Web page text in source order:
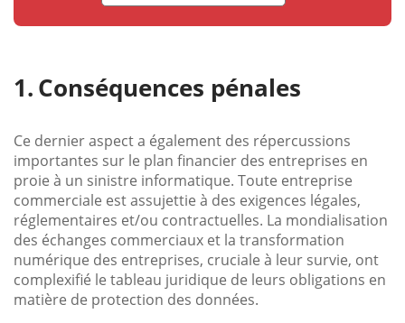
Conséquences pénales
Ce dernier aspect a également des répercussions
importantes sur le plan financier des entreprises en
proie à un sinistre informatique. Toute entreprise
commerciale est assujettie à des exigences légales,
réglementaires et/ou contractuelles. La mondialisation
des échanges commerciaux et la transformation
numérique des entreprises, cruciale à leur survie, ont
complexifié le tableau juridique de leurs obligations en
matière de protection des données.